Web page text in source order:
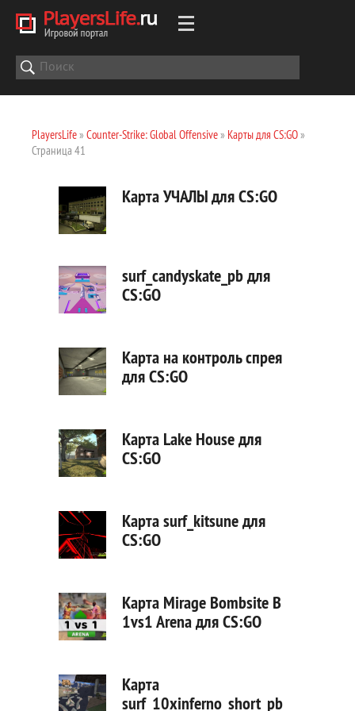
PlayersLife» Counter-Strike: Global Offensive» Карты для CS:GO»
Страница 41
Карта УЧАЛЫ для CS:GO
surf_candyskate_pb для
CS:GO
Карта на контроль спрея
для CS:GO
Карта Lake House для
CS:GO
Карта surf_kitsune для
CS:GO
Карта Mirage Bombsite B
1vs1 Arena для CS:GO
Карта
surf_10xinferno_short_pb